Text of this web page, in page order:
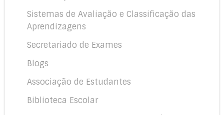
Sistemas de Avaliação e Classificação das
Aprendizagens
Secretariado de Exames
Blogs
Associação de Estudantes
Biblioteca Escolar